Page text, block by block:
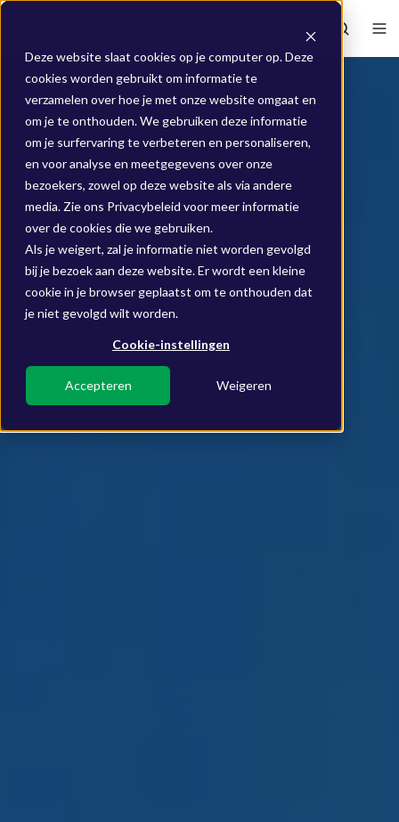
Deze website slaat cookies op je computer op. Deze
cookies worden gebruikt om informatie te
verzamelen over hoe je met onze website omgaat en
om je te onthouden. We gebruiken deze informatie
om je surfervaring te verbeteren en personaliseren,
en voor analyse en meetgegevens over onze
bezoekers, zowel op deze website als via andere
media. Zie ons Privacybeleid voor meer informatie
over de cookies die we gebruiken.
Als je weigert, zal je informatie niet worden gevolgd
bij je bezoek aan deze website. Er wordt een kleine
cookie in je browser geplaatst om te onthouden dat
je niet gevolgd wilt worden.
Cookie-instellingen
Accepteren Weigeren